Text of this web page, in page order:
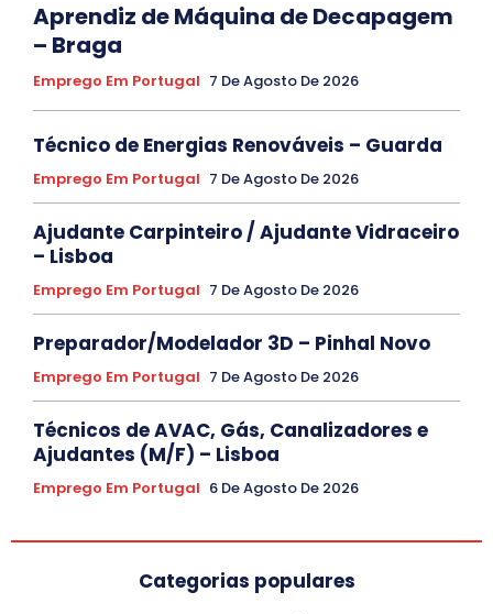
Aprendiz de Máquina de Decapagem
– Braga
Emprego Em Portugal 7 De Agosto De 2026
Técnico de Energias Renováveis – Guarda
Emprego Em Portugal 7 De Agosto De 2026
Ajudante Carpinteiro / Ajudante Vidraceiro
– Lisboa
Emprego Em Portugal 7 De Agosto De 2026
Preparador/Modelador 3D – Pinhal Novo
Emprego Em Portugal 7 De Agosto De 2026
Técnicos de AVAC, Gás, Canalizadores e
Ajudantes (M/F) – Lisboa
Emprego Em Portugal 6 De Agosto De 2026
Categorias populares